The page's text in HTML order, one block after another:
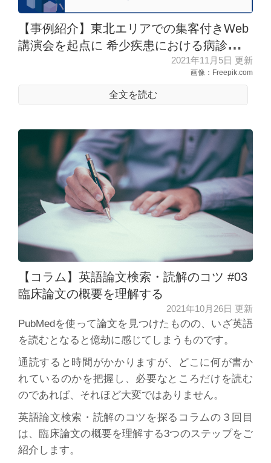
【事例紹介】東北エリアでの集客付きWeb
講演会を起点に 希少疾患における病診連携
2021年11月5日 更新
画像：Freepik.com
全文を読む
【コラム】英語論文検索・読解のコツ #03
臨床論文の概要を理解する
2021年10月26日 更新
PubMedを使って論文を見つけたものの、いざ英語
を読むとなると億劫に感じてしまうものです。
通読すると時間がかかりますが、どこに何が書か
れているのかを把握し、必要なところだけを読む
のであれば、それほど大変ではありません。
英語論文検索・読解のコツを探るコラムの３回目
は、臨床論文の概要を理解する3つのステップをご
紹介します。